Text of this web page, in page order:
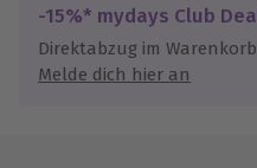
Jeder Gutschein für
Maximale Sicherheit
10 Jahre gültig &
-15%* mydays Club
Direktabzug im Warenkorb
Melde dich hier an